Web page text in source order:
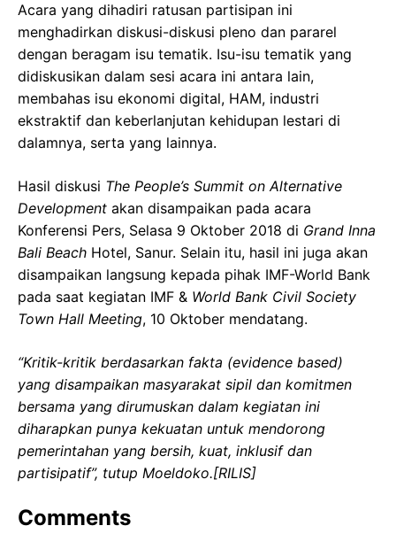
Acara yang dihadiri ratusan partisipan ini
menghadirkan diskusi-diskusi pleno dan pararel
dengan beragam isu tematik. Isu-isu tematik yang
didiskusikan dalam sesi acara ini antara lain,
membahas isu ekonomi digital, HAM, industri
ekstraktif dan keberlanjutan kehidupan lestari di
dalamnya, serta yang lainnya.
Hasil diskusi The People’s Summit on Alternative
Development akan disampaikan pada acara
Konferensi Pers, Selasa 9 Oktober 2018 di Grand Inna
Bali Beach Hotel, Sanur. Selain itu, hasil ini juga akan
disampaikan langsung kepada pihak IMF-World Bank
pada saat kegiatan IMF & World Bank Civil Society
Town Hall Meeting, 10 Oktober mendatang.
“Kritik-kritik berdasarkan fakta (evidence based)
yang disampaikan masyarakat sipil dan komitmen
bersama yang dirumuskan dalam kegiatan ini
diharapkan punya kekuatan untuk mendorong
pemerintahan yang bersih, kuat, inklusif dan
partisipatif”, tutup Moeldoko.[RILIS]
Comments